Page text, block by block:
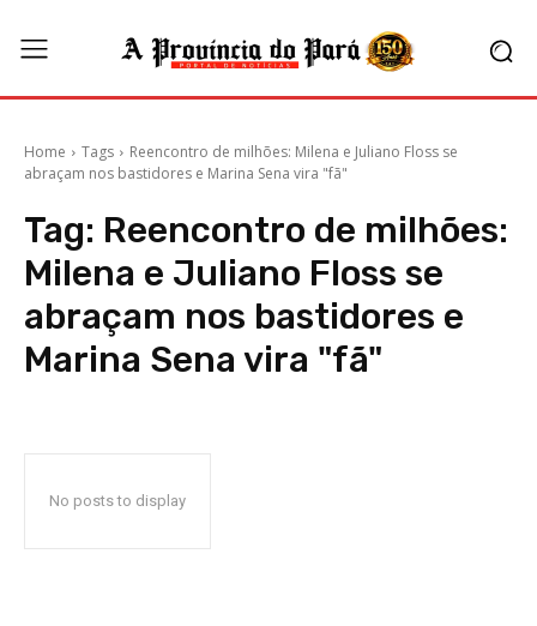
Home Tags
Reencontro de milhões: Milena e Juliano Floss se
abraçam nos bastidores e Marina Sena vira "fã"
Tag: Reencontro de milhões:
Milena e Juliano Floss se
abraçam nos bastidores e
Marina Sena vira "fã"
No posts to display